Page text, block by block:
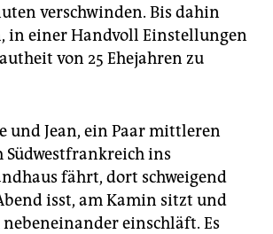
verschwinden. Bis dahin
in einer Handvoll Einstellungen
von 25 Ehejahren zu
und Jean, ein Paar mittleren
Südwestfrankreich ins
fährt, dort schweigend
isst, am Kamin sitzt und
einschläft. Es